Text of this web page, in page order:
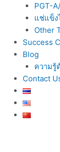
PGT-
แช่แข็ง
Other
Success
Blog
ความรู้
Contact